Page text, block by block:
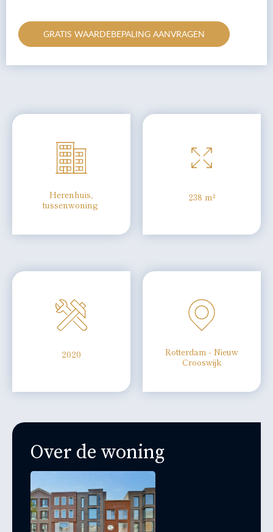
Herenhuis,
tussenwoning
238 m²
2020
Rotterdam - Nieuw
Crooswijk
Over de woning
GRATIS WAARDEBEPALING AANVRAGEN